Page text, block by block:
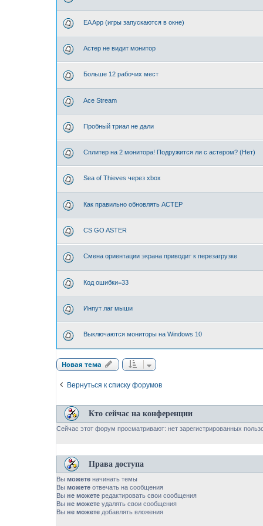
EA App (игры запускаются в окне)
Астер не видит монитор
Больше 12 рабочих мест
Ace Stream
Пробный триал не дали
Сплитер на 2 монитора! Подружится ли с астером? (Нет)
Sea of Thieves через xbox
Как правильно обновлять АСТЕР
CS GO ASTER
Смена ориентации экрана приводит к перезагрузке
Код ошибки=33
Инпут лаг мыши
Выключаются мониторы на Windows 10
Новая тема
Вернуться к списку форумов
Кто сейчас на конференции
Сейчас этот форум просматривают: нет зарегистрированных
Права доступа
Вы можете начинать темы
Вы можете отвечать на сообщения
Вы не можете редактировать свои сообщения
Вы не можете удалять свои сообщения
Вы не можете добавлять вложения